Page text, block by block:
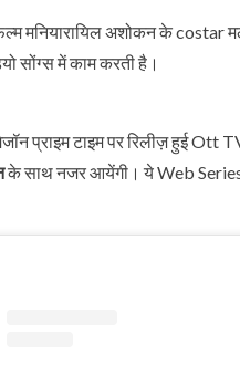
मनियारायिल अशोकन के costar
सोंग्स में काम करती है।
प्राइम टाइम पर रिलीज़ हुई
के साथ नजर आयेंगी। ये Web Series